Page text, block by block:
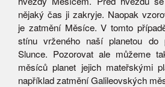
nějaký čas ji zakryje. Naopak
je zatmění Měsíce. V tomto
stínu vrženého naší planetou do
Slunce. Pozorovat ale můžeme
měsíců planet jejich mateřskými
například zatmění Galileovských